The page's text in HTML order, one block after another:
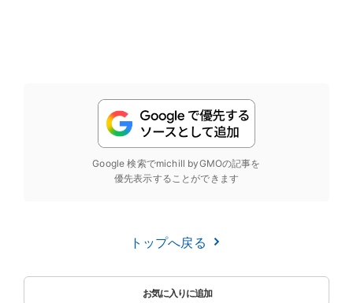
Google 検索でmichill byGMOの記事を
優先表示することができます
トップへ戻る